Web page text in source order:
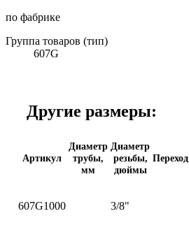
по фабрике
Группа товаров (тип)
607G
Другие размеры:
Артикул
Диаметр
трубы,
мм
Диаметр
резьбы,
дюймы
Переход
607G1000 3/8"